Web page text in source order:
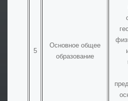
5
Основное общее
образование